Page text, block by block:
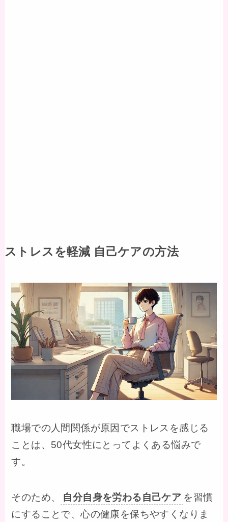
ストレスを軽減 自己ケアの方法
職場での人間関係が原因でストレスを感じる
ことは、50代女性にとってよくある悩みで
す。
そのため、 自分自身を労わる自己ケア を習慣
にすることで、心の健康を保ちやすくなりま